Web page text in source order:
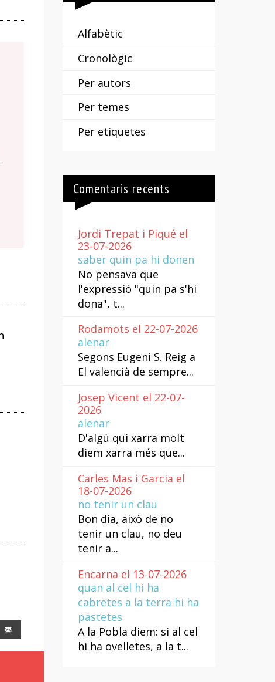
Alfabètic
Cronològic
Per autors
Per temes
Per etiquetes
Comentaris recents
Jordi Trepat i Piqué el
23-07-2026
saber quin pa hi donen
No pensava que
l'expressió "quin pa s'hi
dona", t...
Rodamots el 22-07-2026
alenar
Segons Eugeni S. Reig a
El valencià de sempre...
Josep Vicent el 22-07-
2026
alenar
D'algú qui xarra molt
diem xarra més que...
Carles Mas i Garcia el
18-07-2026
no tenir un clau
Bon dia, això de no
tenir un clau, no deu
tenir a...
Encarna el 13-07-2026
quan al cel hi ha
cabretes a la terra hi ha
pastetes
A la Pobla diem: si al cel
hi ha ovelletes, a la t...